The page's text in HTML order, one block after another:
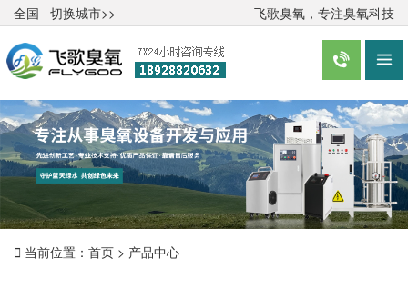
全国 切换城市>> 飞歌臭氧，专注臭氧科技
 
 当前位置： 首页 > 产品中心